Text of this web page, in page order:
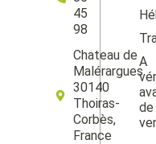
45
98
Chateau de
Malérargues
30140
Thoiras-
Corbès,
France
A
de